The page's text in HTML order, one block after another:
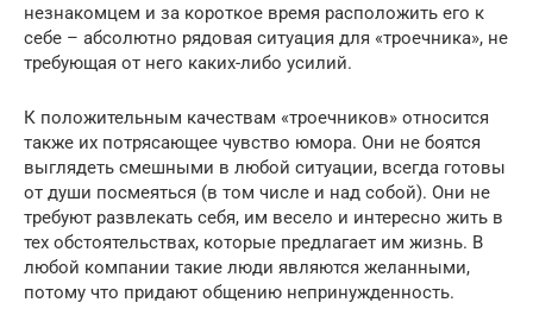
незнакомцем и за короткое время расположить его к
себе – абсолютно рядовая ситуация для «троечника», не
требующая от него каких-либо усилий.
К положительным качествам «троечников» относится
также их потрясающее чувство юмора. Они не боятся
выглядеть смешными в любой ситуации, всегда готовы
от души посмеяться (в том числе и над собой). Они не
требуют развлекать себя, им весело и интересно жить в
тех обстоятельствах, которые предлагает им жизнь. В
любой компании такие люди являются желанными,
потому что придают общению непринужденность.